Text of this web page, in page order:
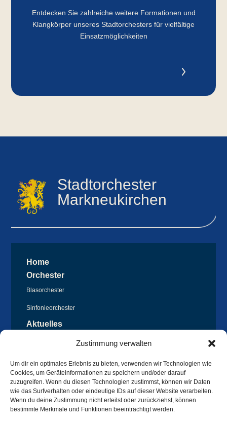
Zustimmung verwalten
Um dir ein optimales Erlebnis zu bieten, verwenden wir Technologien wie
Cookies, um Geräteinformationen zu speichern und/oder darauf
zuzugreifen. Wenn du diesen Technologien zustimmst, können wir Daten
wie das Surfverhalten oder eindeutige IDs auf dieser Website verarbeiten.
Wenn du deine Zustimmung nicht erteilst oder zurückziehst, können
bestimmte Merkmale und Funktionen beeinträchtigt werden.
Entdecken Sie zahlreiche weitere Formationen und
Klangkörper unseres Stadtorchesters für vielfältige
Einsatzmöglichkeiten
Stadtorchester
Markneukirchen
Home
Orchester
Blasorchester
Sinfonieorchester
Aktuelles
Geschichte
Partner
Partnerorchester